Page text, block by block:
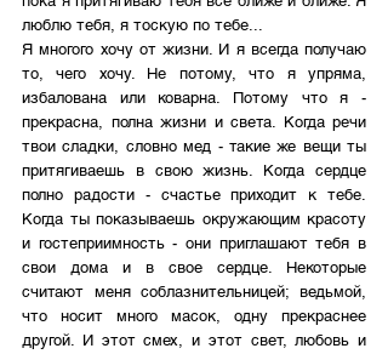
люблю тебя, я тоскую по тебе...
Я многого хочу от жизни. И я всегда получаю
то, чего хочу. Не потому, что я упряма,
избалована или коварна. Потому что я -
прекрасна, полна жизни и света. Когда речи
твои сладки, словно мед - такие же вещи ты
притягиваешь в свою жизнь. Когда сердце
полно радости - счастье приходит к тебе.
Когда ты показываешь окружающим красоту
и гостеприимность - они приглашают тебя в
свои дома и в свое сердце. Некоторые
считают меня соблазнительницей; ведьмой,
что носит много масок, одну прекраснее
другой. И этот смех, и этот свет, любовь и